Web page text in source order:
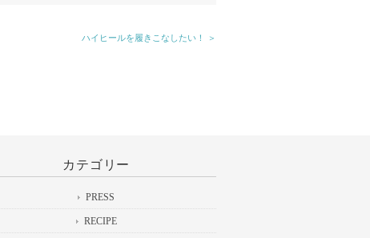
ハイヒールを履きこなしたい！ ＞
カテゴリー
PRESS
RECIPE